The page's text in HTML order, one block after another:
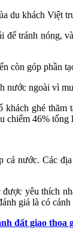
du khách Việt
tránh nóng,
góp phần
nước ngoài vì
ghé
46%
nước. Các
yêu thích
giá là có
đất giao thoa